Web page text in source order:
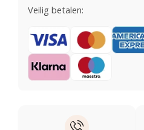
Veilig betalen: